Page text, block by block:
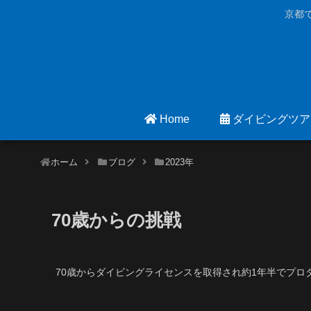
京都
Home ダイビングツ
ホーム ブログ 2023年
70歳からの挑戦
70歳からダイビングライセンスを取得され約1年半でプ